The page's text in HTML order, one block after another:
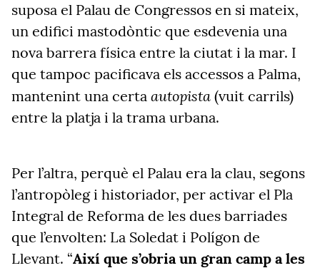
suposa el Palau de Congressos en si mateix,
un edifici mastodòntic que esdevenia una
nova barrera física entre la ciutat i la mar. I
que tampoc pacificava els accessos a Palma,
mantenint una certa autopista (vuit carrils)
entre la platja i la trama urbana.
Per l’altra, perquè el Palau era la clau, segons
l’antropòleg i historiador, per activar el Pla
Integral de Reforma de les dues barriades
que l’envolten: La Soledat i Polígon de
Llevant. “Així que s’obria un gran camp a les